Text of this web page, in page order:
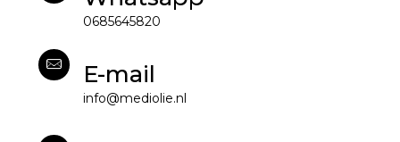
0685645820
E-mail
info@mediolie.nl